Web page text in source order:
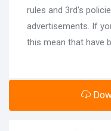
rules and 3rd's
advertisements. If
this mean that have